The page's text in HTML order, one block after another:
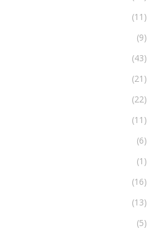
(11)
(9)
(43)
(21)
(22)
(11)
(6)
(1)
(16)
(13)
(5)